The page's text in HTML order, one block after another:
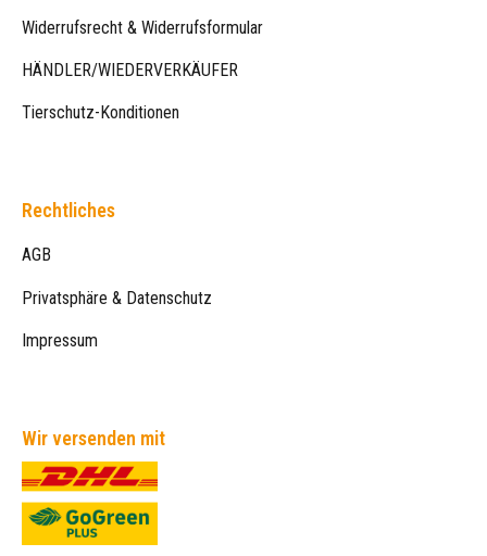
Widerrufsrecht & Widerrufsformular
HÄNDLER/WIEDERVERKÄUFER
Tierschutz-Konditionen
Rechtliches
AGB
Privatsphäre & Datenschutz
Impressum
Wir versenden mit